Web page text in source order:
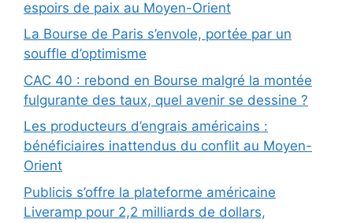
espoirs de paix au Moyen-Orient
La Bourse de Paris s’envole, portée par un
souffle d’optimisme
CAC 40 : rebond en Bourse malgré la montée
fulgurante des taux, quel avenir se dessine ?
Les producteurs d’engrais américains :
bénéficiaires inattendus du conflit au Moyen-
Orient
Publicis s’offre la plateforme américaine
Liveramp pour 2,2 milliards de dollars,